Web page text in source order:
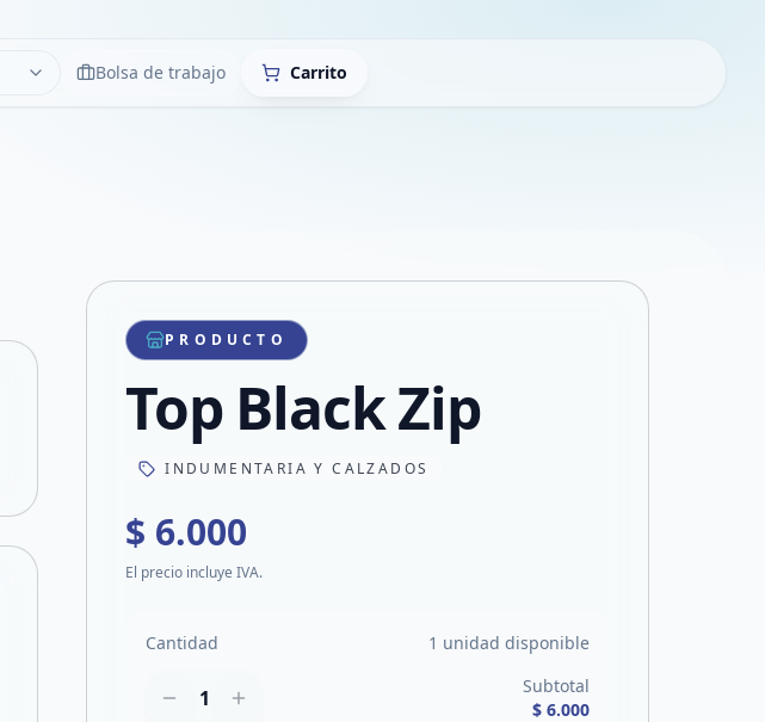
LimpiarBolsa de trabajo Carrito
Compartir producto
Compartir por WhatsApp
Compartir por mail
Compartir en Facebook
PRODUCTO
Top Black Zip
INDUMENTARIA Y CALZADOS
$ 6.000
El precio incluye IVA.
Cantidad 1 unidad disponible
1
Subtotal
$ 6.000